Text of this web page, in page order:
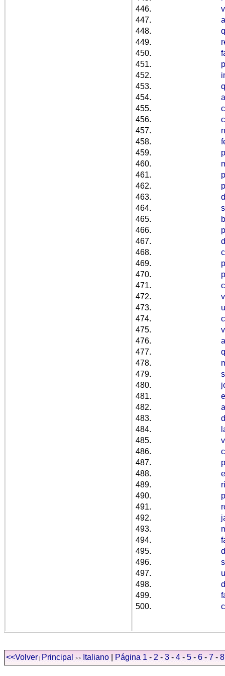
446.
447.
448.
449.
450.
451.
452.
453.
454.
455.
456.
457.
458.
459.
460.
461.
462.
463.
464.
465.
466.
467.
468.
469.
470.
471.
472.
473.
474.
475.
476.
477.
478.
479.
480.
481.
482.
483.
484.
485.
486.
487.
488.
489.
490.
491.
492.
493.
494.
495.
496.
497.
498.
499.
500.
<<Volver | Principal >> Italiano Página 1 - 2 - 3 - 4 - 5 - 6 - 7 - 8